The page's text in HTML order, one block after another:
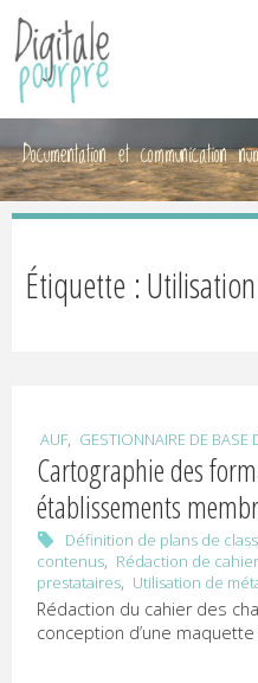
GI
T
A
L
P
O
U
R
P
Documentation et communication
Étiquette :
AUF, GESTIONNAIRE DE BASE
Cartographie des
établissements
Définition de plans de
contenus, Rédaction de
prestataires, Utilisation de
Rédaction du cahier des
conception d’une